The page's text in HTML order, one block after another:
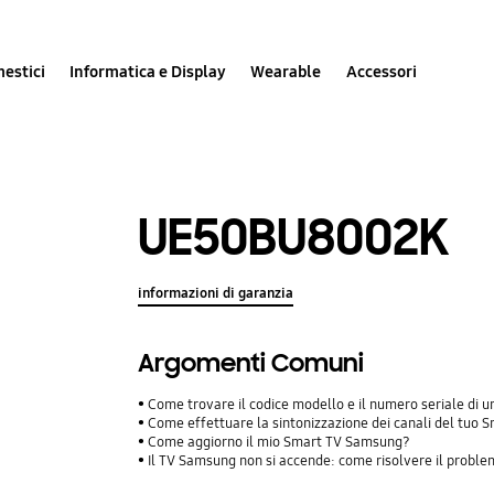
Informatica e Display Wearable Accessori
UE50BU8002K
informazioni di garanzia
Argomenti Comuni
Come trovare il codice modello e il numero seriale di
Come effettuare la sintonizzazione dei canali del tuo
Come aggiorno il mio Smart TV Samsung?
Il TV Samsung non si accende: come risolvere il